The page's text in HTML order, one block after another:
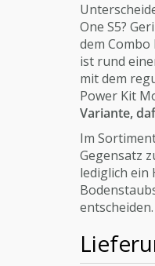
One S5?
dem Combo
ist rund
mit dem
Power Kit
Variante,
Im
Gegensatz
lediglich ein
entscheiden.